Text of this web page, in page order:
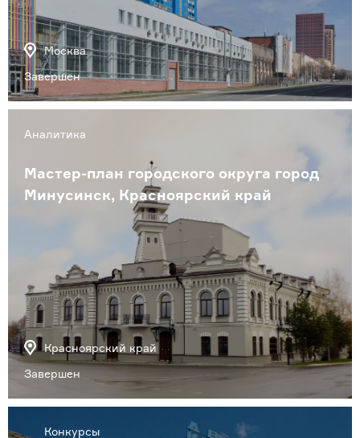
Москва
Завершен
Аналитика
Мастер-план городского округа город
Минусинск, Красноярский край
Красноярский край
Завершен
Конкурсы